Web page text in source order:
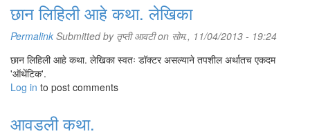
छान लिहिली आहे कथा. लेखिका
Permalink Submitted by तृप्ती आवटीon सोम., 11/04/2013 - 19:24
छान लिहिली आहे कथा. लेखिका स्वतः डॉक्टर असल्याने तपशील अर्थातच एकदम
'ऑथेंटिक'.
Log in to post comments
आवडली कथा.